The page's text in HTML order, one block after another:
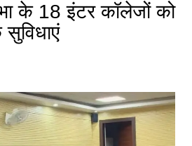
के 18 इंटर कॉलेजों को